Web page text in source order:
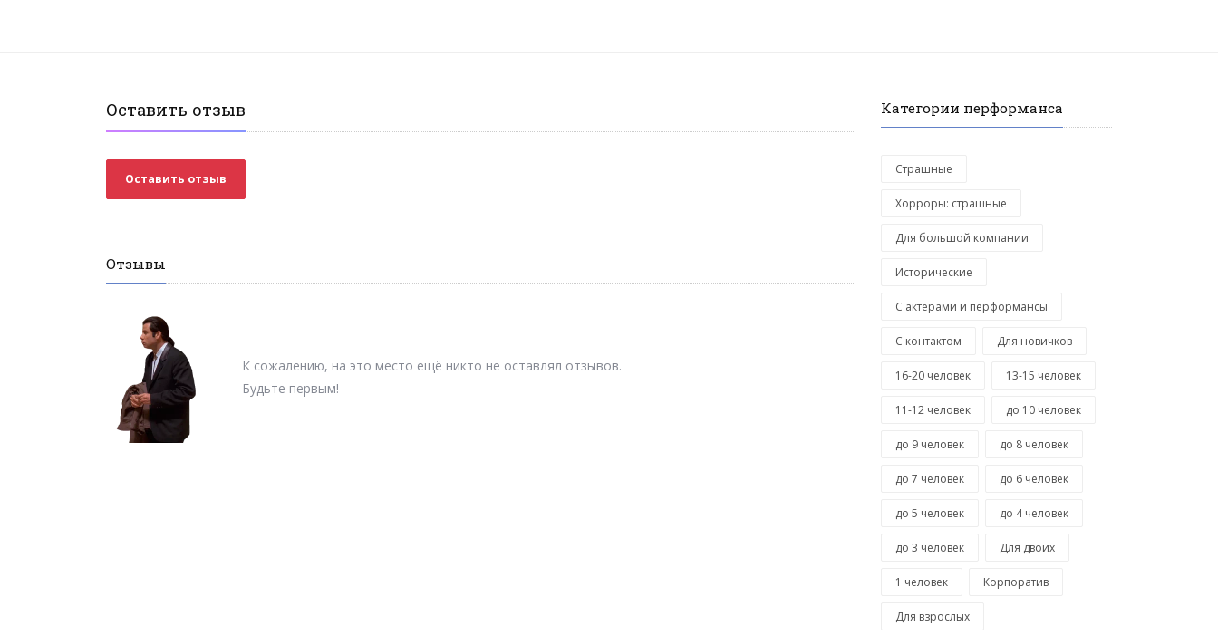
Оставить отзыв
Оставить отзыв
Отзывы
К сожалению, на это место ещё никто не оставлял отзывов.
Будьте первым!
Категории перформанса
Страшные
Хорроры: страшные
Для большой компании
Исторические
С актерами и перформансы
С контактом Для новичков
16-20 человек 13-15 человек
11-12 человек до 10 человек
до 9 человек до 8 человек
до 7 человек до 6 человек
до 5 человек до 4 человек
до 3 человек Для двоих
1 человек Корпоратив
Для взрослых